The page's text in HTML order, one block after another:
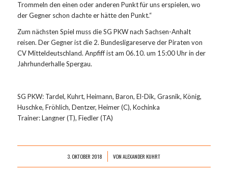
Trommeln den einen oder anderen Punkt für uns erspielen, wo
der Gegner schon dachte er hätte den Punkt.“
Zum nächsten Spiel muss die SG PKW nach Sachsen-Anhalt
reisen. Der Gegner ist die 2. Bundesligareserve der Piraten von
CV Mitteldeutschland. Anpfiff ist am 06.10. um 15:00 Uhr in der
Jahrhunderhalle Spergau.
SG PKW: Tardel, Kuhrt, Heimann, Baron, El-Dik, Grasnik, König,
Huschke, Fröhlich, Dentzer, Heimer (C), Kochinka
Trainer: Langner (T), Fiedler (TA)
3. OKTOBER 2018
/ VONALEXANDER KUHRT